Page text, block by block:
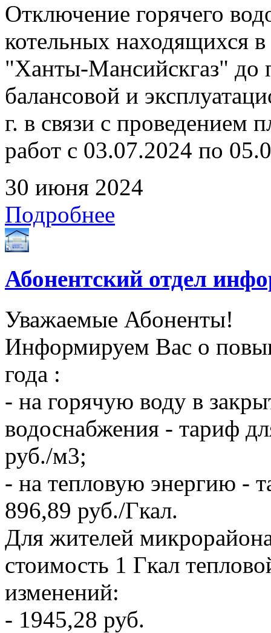
Отключение горячего
котельных находящихся
"Ханты-Мансийскгаз" до
балансовой и
г. в связи с проведением
работ с 03.07.2024 по
30 июня 2024
Подробнее
Абонентский отдел
Уважаемые Абоненты!
Информируем Вас о
года :
- на горячую воду в
водоснабжения - тариф
руб./м3;
- на тепловую энергию -
896,89 руб./Гкал.
Для жителей
стоимость 1 Гкал
изменений:
- 1945,28 руб.